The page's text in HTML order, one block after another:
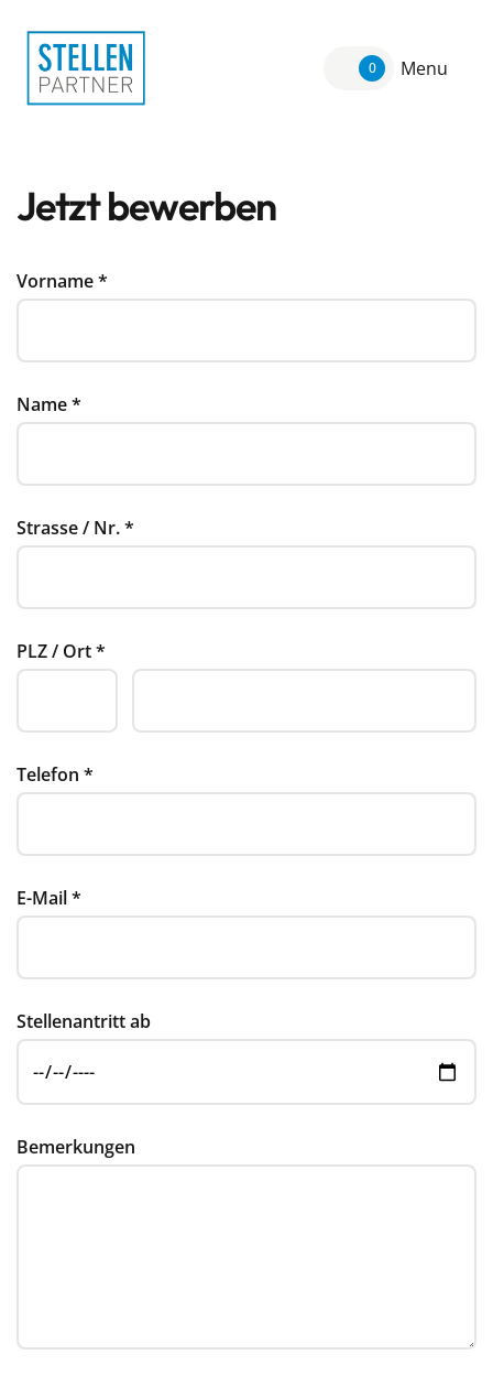
0 Menu
Jetzt bewerben
Vorname*
Name*
Strasse / Nr.*
PLZ / Ort*
Telefon *
E-Mail*
Stellenantritt ab
Bemerkungen